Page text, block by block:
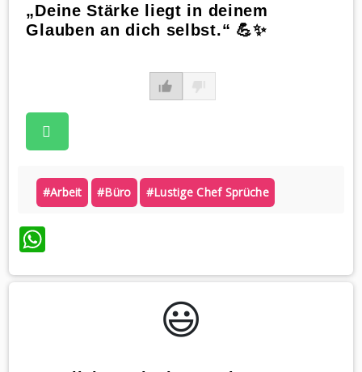
„Deine Stärke liegt in deinem
Glauben an dich selbst.“ 💪✨
#arbeit #büro #lustige Chef Sprüche
WhatsApp
😃️